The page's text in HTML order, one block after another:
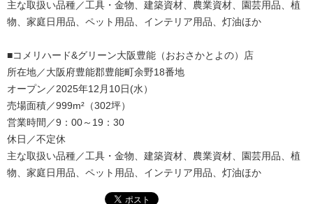
主な取扱い品種／工具・金物、建築資材、農業資材、園芸用品、植
物、家庭日用品、ペット用品、インテリア用品、灯油ほか
■コメリハード&グリーン大阪豊能（おおさかとよの）店
所在地／大阪府豊能郡豊能町余野18番地
オープン／2025年12月10日(水）
売場面積／999m²（302坪）
営業時間／9：00～19：30
休日／不定休
主な取扱い品種／工具・金物、建築資材、農業資材、園芸用品、植
物、家庭日用品、ペット用品、インテリア用品、灯油ほか